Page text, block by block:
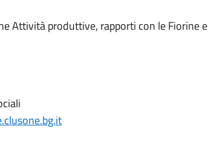
Attività produttive, rapporti con le Fiorine e